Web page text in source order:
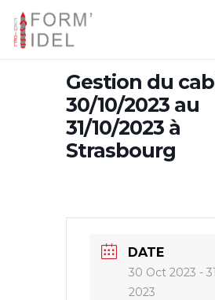
Gestion du
30/10/2023 au
31/10/2023 à
Strasbourg
DATE
30 Oct 2023 -
2023